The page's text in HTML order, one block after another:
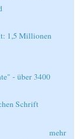
1,5 Millionen
- über 3400
Schrift
mehr